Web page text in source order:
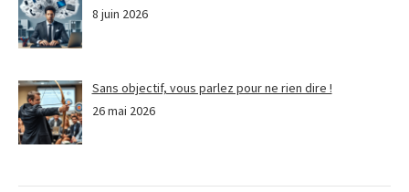
8 juin 2026
Sans objectif, vous parlez pour ne rien dire !
26 mai 2026